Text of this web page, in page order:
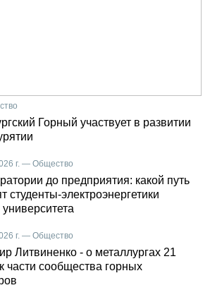
Горный участвует в развитии
г. — Общество
до предприятия: какой путь
студенты-электроэнергетики
университета
г. — Общество
Литвиненко - о металлургах 21
части сообщества горных